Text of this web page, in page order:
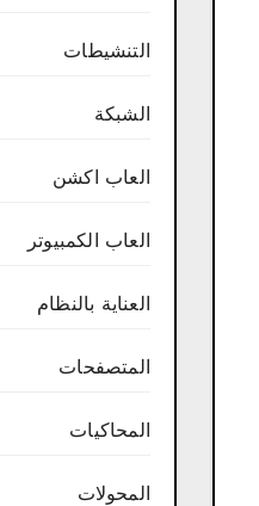
التنشيطات
الشبكة
العاب اكشن
العاب الكمبيوتر
العناية بالنظام
المتصفحات
المحاكيات
المحولات